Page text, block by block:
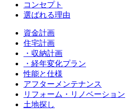
コンセプト
選ばれる理由
資金計画
住宅計画
・収納計画
・経年変化プラン
性能と仕様
アフターメンテナンス
リフォーム・リノベーション
土地探し